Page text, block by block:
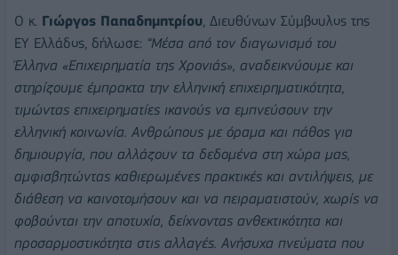
Ο κ. Γιώργος Παπαδημητρίου , Διευθύνων Σύμβουλος της
ΕΥ Ελλάδος, δήλωσε: “Μέσα από τον διαγωνισμό του
Έλληνα «Επιχειρηματία της Χρονιάς», αναδεικνύουμε και
στηρίζουμε έμπρακτα την ελληνική επιχειρηματικότητα,
τιμώντας επιχειρηματίες ικανούς να εμπνεύσουν την
ελληνική κοινωνία. Ανθρώπους με όραμα και πάθος για
δημιουργία, που αλλάζουν τα δεδομένα στη χώρα μας,
αμφισβητώντας καθιερωμένες πρακτικές και αντιλήψεις, με
διάθεση να καινοτομήσουν και να πειραματιστούν, χωρίς να
φοβούνται την αποτυχία, δείχνοντας ανθεκτικότητα και
προσαρμοστικότητα στις αλλαγές. Ανήσυχα πνεύματα που